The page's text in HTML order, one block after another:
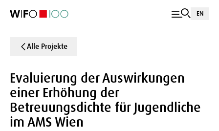
EN
Alle Projekte
Evaluierung der Auswirkungen
einer Erhöhung der
Betreuungsdichte für Jugendliche
im AMS Wien